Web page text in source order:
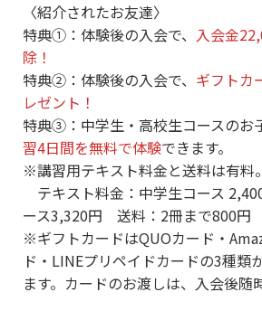
〈紹介されたお友達〉
特典①：体験後の入会で、 入会金
除！
特典②：体験後の入会で、 ギフトカ
レゼント！
特典③：中学生・高校生コースのお
習4日間を無料で体験できます。
※講習用テキスト料金と送料は有料。
テキスト料金：中学生コース
ース3,320円 送料：2冊まで800円
※ギフトカードはQUOカード・
ド・LINEプリペイドカードの3種類
ます。カードのお渡しは、入会後随